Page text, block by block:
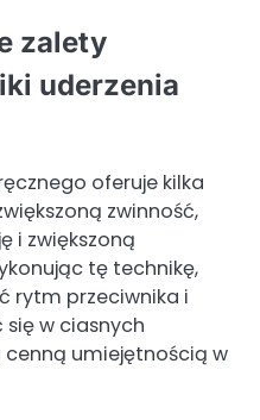
zalety
uderzenia
oferuje kilka
zwinność,
i zwiększoną
tę technikę,
rytm przeciwnika i
w ciasnych
cenną umiejętnością w